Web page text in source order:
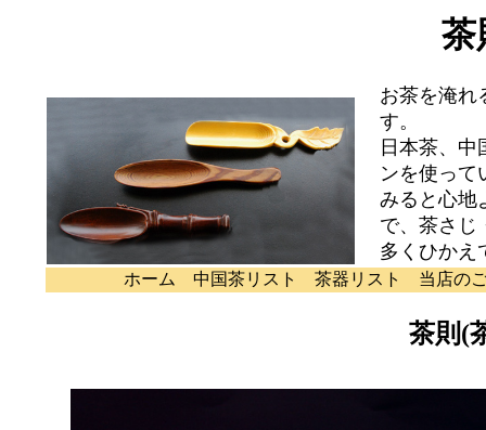
茶
お茶を淹れ
す。
日本茶、
ンを使って
みると心地
で、茶さじ
多くひかえ
ホーム 中国茶リスト 茶器リスト 当店の
茶則(